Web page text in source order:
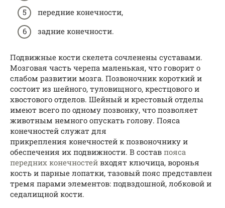
передние конечности,
задние конечности.
Подвижные кости скелета сочленены суставами.
Мозговая часть черепа маленькая, что говорит о
слабом развитии мозга. Позвоночник короткий и
состоит из шейного, туловищного, крестцового и
хвостового отделов. Шейный и крестовый отделы
имеют всего по одному позвонку, что позволяет
животным немного опускать голову. Пояса
конечностей служат для
прикрепления конечностей к позвоночнику и
обеспечения их подвижности. В состав пояса
передних конечностей входят ключица, воронья
кость и парные лопатки, тазовый пояс представлен
тремя парами элементов: подвздошной, лобковой и
седалищной кости.